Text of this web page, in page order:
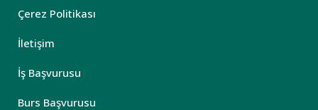
Çerez Politikası
İletişim
İş Başvurusu
Burs Başvurusu